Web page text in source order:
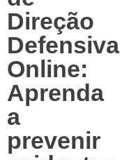
Direção
Defensiva
Online:
Aprenda
a
prevenir